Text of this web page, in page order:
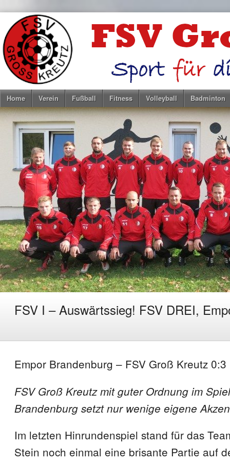
Home Verein Fußball Fitness Volleyball Badminton
FSV I – Auswärtssieg! FSV DREI,
Empor Brandenburg – FSV Groß Kreutz 0:3
FSV Groß Kreutz mit guter Ordnung im
Brandenburg setzt nur wenige eigene
Im letzten Hinrundenspiel stand für das
Stein noch einmal eine brisante Partie auf